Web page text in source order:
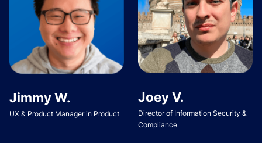
Jimmy W.
UX & Product Manager in Product
Joey V.
Director of Information Security &
Compliance